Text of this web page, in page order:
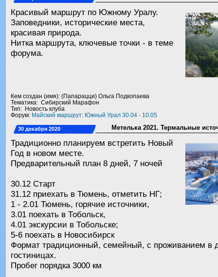
Красивый маршрут по Южному Уралу.
Заповедники, исторические места,
красивая природа.
Нитка маршрута, ключевые точки - в теме
форума.
Кем создан (имя): (Папарацци) Ольга Подкопаева
Тематика: Сибирский Марафон
Тип: Новость клуба
Форум: Майский маршрут: Южный Урал 30.04 - 10.05
30 декабря 2020 Метелька 2021. Термальные
Традиционно планируем встретить Новый
Год в новом месте.
Предварительный план 8 дней, 7 ночей
30.12 Старт
31.12 приехать в Тюмень, отметить НГ;
1 - 2.01 Тюмень, горячие источники,
3.01 поехать в Тобольск,
4.01 экскурсии в Тобольске;
5-6 поехать в Новосибирск
Формат традиционный, семейный, с проживанием в
гостиницах.
Пробег порядка 3000 км